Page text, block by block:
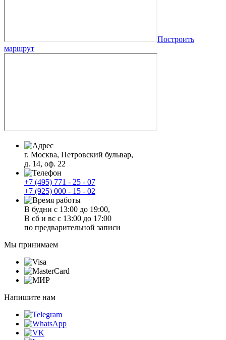
Построить
маршрут
г. Москва, Петровский бульвар,
д. 14, оф. 22
+7 (495) 771 - 25 - 07
+7 (925) 000 - 15 - 02
В будни с 13:00 до 19:00,
В сб и вс с 13:00 до 17:00
по предварительной записи
Мы принимаем
Напишите нам